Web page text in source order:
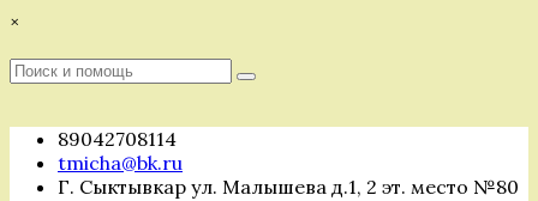
Перейти
содержимому
×
Поиск
Поиск
89042708114
tmicha@bk.ru
Г. Сыктывкар ул. Малышева д.1, 2 эт. место №80